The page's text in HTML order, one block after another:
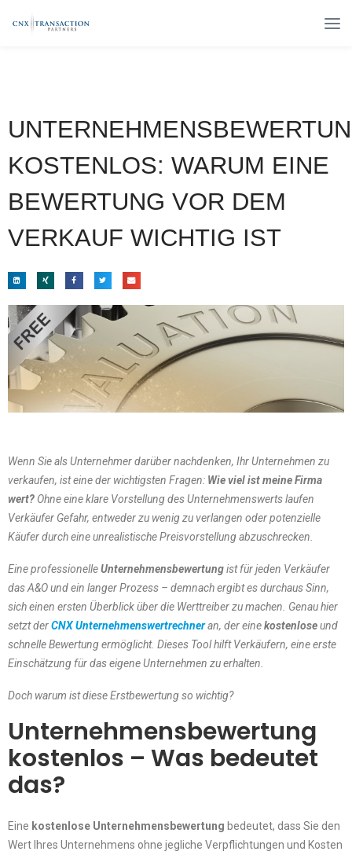
KOSTENLOS: WARUM EINE
BEWERTUNG VOR DEM
VERKAUF WICHTIG IST
Wenn Sie als Unternehmer darüber nachdenken, Ihr Unternehmen zu
verkaufen, ist eine der wichtigsten Fragen: Wie viel ist meine Firma
wert? Ohne eine klare Vorstellung des Unternehmenswerts laufen
Verkäufer Gefahr, entweder zu wenig zu verlangen oder potenzielle
Käufer durch eine unrealistische Preisvorstellung abzuschrecken.
Eine professionelleUnternehmensbewertungist für jeden Verkäufer
das A&O und ein langer Prozess – demnach ergibt es durchaus Sinn,
sich einen ersten Überblick über die Werttreiber zu machen. Genau hier
setzt derCNX Unternehmenswertrechneran, der einekostenloseund
schnelle Bewertung ermöglicht. Dieses Tool hilft Verkäufern, eine erste
Einschätzung für das eigene Unternehmen zu erhalten.
Doch warum ist diese Erstbewertung so wichtig?
Unternehmensbewertung
kostenlos – Was bedeutet
das?
Eine kostenlose Unternehmensbewertung bedeutet, dass Sie den
Wert Ihres Unternehmens ohne jegliche Verpflichtungen und Kosten